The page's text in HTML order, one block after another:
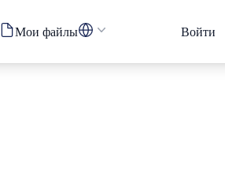
Мои файлы Войти